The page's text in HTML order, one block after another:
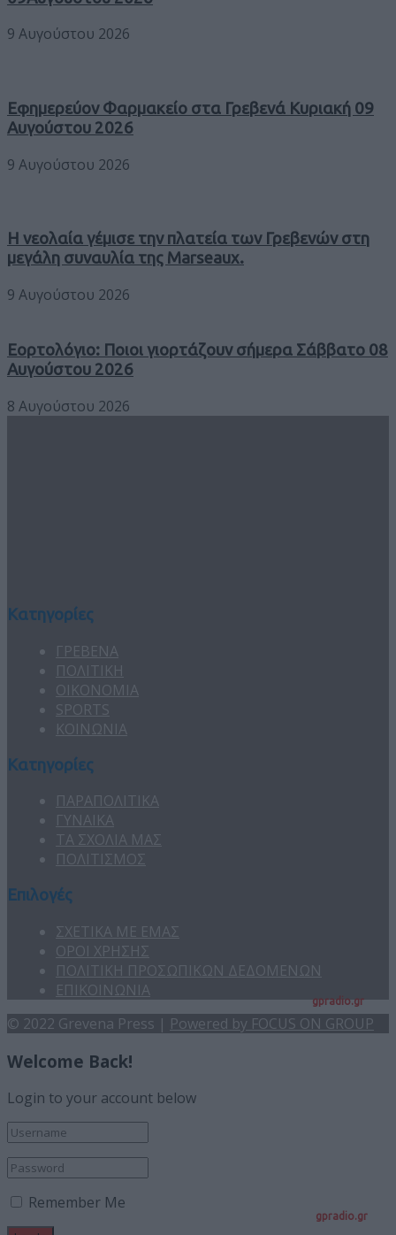
gpradio.gr
9 Αυγούστου 2026
Εφημερεύον Φαρμακείο στα Γρεβενά Κυριακή 09
Αυγούστου 2026
9 Αυγούστου 2026
Η νεολαία γέμισε την πλατεία των Γρεβενών στη
μεγάλη συναυλία της Marseaux.
9 Αυγούστου 2026
Εορτολόγιο: Ποιοι γιορτάζουν σήμερα Σάββατο 08
Αυγούστου 2026
8 Αυγούστου 2026
Κατηγορίες
ΓΡΕΒΕΝΑ
ΠΟΛΙΤΙΚΗ
ΟΙΚΟΝΟΜΙΑ
SPORTS
ΚΟΙΝΩΝΙΑ
Κατηγορίες
ΠΑΡΑΠΟΛΙΤΙΚΑ
ΓΥΝΑΙΚΑ
ΤΑ ΣΧΟΛΙΑ ΜΑΣ
ΠΟΛΙΤΙΣΜΟΣ
Επιλογές
ΣΧΕΤΙΚΑ ΜΕ ΕΜΑΣ
ΟΡΟΙ ΧΡΗΣΗΣ
ΠΟΛΙΤΙΚΗ ΠΡΟΣΩΠΙΚΩΝ ΔΕΔΟΜΕΝΩΝ
ΕΠΙΚΟΙΝΩΝΙΑ
© 2022 Grevena Press | Powered by FOCUS ON GROUP
Welcome Back!
Login to your account below
Remember Me
gpradio.gr